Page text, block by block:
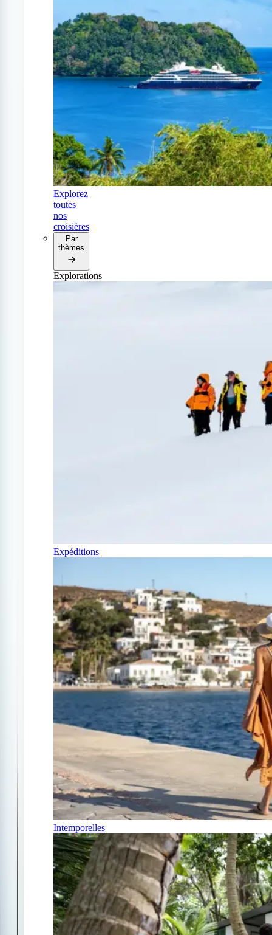
Explorez
toutes
nos
croisières
Par
thèmes
Explorations
Expéditions
Intemporelles